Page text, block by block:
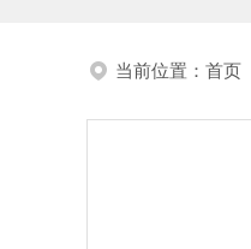
当前位置： 首页